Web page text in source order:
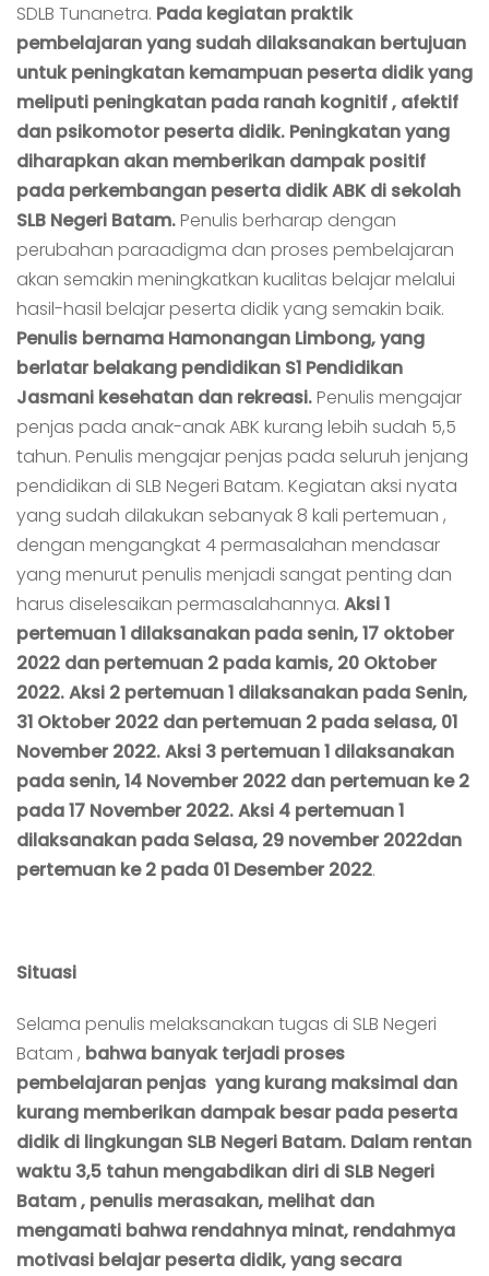
SDLB Tunanetra. Pada kegiatan praktik
pembelajaran yang sudah dilaksanakan bertujuan
untuk peningkatan kemampuan peserta didik yang
meliputi peningkatan pada ranah kognitif , afektif
dan psikomotor peserta didik. Peningkatan yang
diharapkan akan memberikan dampak positif
pada perkembangan peserta didik ABK di sekolah
SLB Negeri Batam.Penulis berharap dengan
perubahan paraadigma dan proses pembelajaran
akan semakin meningkatkan kualitas belajar melalui
hasil-hasil belajar peserta didik yang semakin baik.
Penulis bernama Hamonangan Limbong, yang
berlatar belakang pendidikan S1 Pendidikan
Jasmani kesehatan dan rekreasi.Penulis mengajar
penjas pada anak-anak ABK kurang lebih sudah 5,5
tahun. Penulis mengajar penjas pada seluruh jenjang
pendidikan di SLB Negeri Batam. Kegiatan aksi nyata
yang sudah dilakukan sebanyak 8 kali pertemuan ,
dengan mengangkat 4 permasalahan mendasar
yang menurut penulis menjadi sangat penting dan
harus diselesaikan permasalahannya. Aksi 1
pertemuan 1 dilaksanakan pada senin, 17 oktober
2022 dan pertemuan 2 pada kamis, 20 Oktober
2022.Aksi 2 pertemuan 1 dilaksanakan pada Senin,
31 Oktober 2022 dan pertemuan 2 pada selasa, 01
November 2022. Aksi 3 pertemuan 1 dilaksanakan
pada senin, 14 November 2022 dan pertemuan ke 2
pada 17 November 2022. Aksi 4 pertemuan 1
dilaksanakan pada Selasa, 29 november 2022dan
pertemuan ke 2 pada 01 Desember 2022.
Situasi
Selama penulis melaksanakan tugas di SLB Negeri
Batam , bahwa banyak terjadi proses
pembelajaran penjas yang kurang maksimal dan
kurang memberikan dampak besar pada peserta
didik di lingkungan SLB Negeri Batam. Dalam rentan
waktu 3,5 tahun mengabdikan diri di SLB Negeri
Batam , penulis merasakan, melihat dan
mengamati bahwa rendahnya minat, rendahmya
motivasi belajar peserta didik, yang secara